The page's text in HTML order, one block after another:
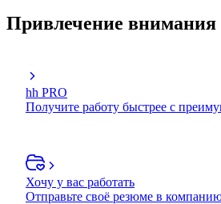
Привлечение внимания
hh PRO
Получите работу быстрее с
Хочу у вас работать
Отправьте своё резюме в